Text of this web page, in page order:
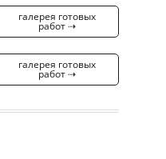
галерея готовых
работ ⇢
галерея готовых
работ ⇢